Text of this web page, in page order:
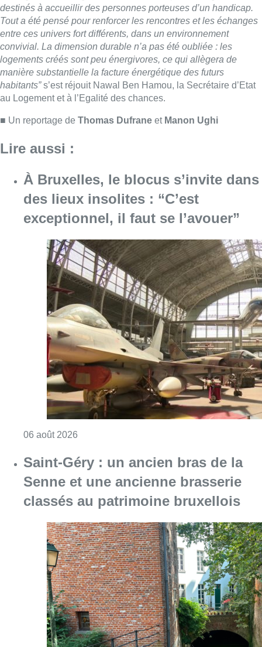
À Bruxelles, le blocus s’invite dans
des lieux insolites : “C’est
exceptionnel, il faut se l’avouer”
06 août 2026Consulter l'article "À Bruxelles, le blocus
Saint-Géry : un ancien bras de la
Senne et une ancienne brasserie
classés au patrimoine bruxellois
06 août 2026Consulter l'article "Saint-Géry : un ancien
La police lance un avis de
recherche après le viol d’une
femme de 33 ans à Bruxelles